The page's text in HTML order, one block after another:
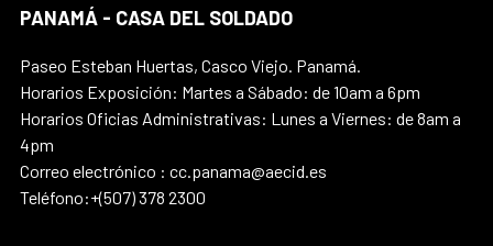
PANAMÁ - CASA DEL SOLDADO
Paseo Esteban Huertas, Casco Viejo. Panamá.
Horarios Exposición: Martes a Sábado: de 10am a 6pm
Horarios Oficias Administrativas: Lunes a Viernes: de 8am a
4pm
Correo electrónico : cc.panama@aecid.es
Teléfono:+(507) 378 2300